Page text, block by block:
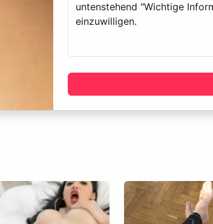
untenstehend "Wichtige
einzuwilligen.
Diese Website ist
Jahre alt zu sein. Sind
Berücksichtigen Sie,
enthält. Diese sind für
Informationen enthält
Wir setzen auf unserer
angeforderten Daten